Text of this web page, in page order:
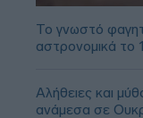
Το γνωστό
αστρονομικά το
Αλήθειες και
ανάμεσα σε